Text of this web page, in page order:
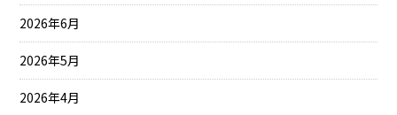
2026年6月
2026年5月
2026年4月